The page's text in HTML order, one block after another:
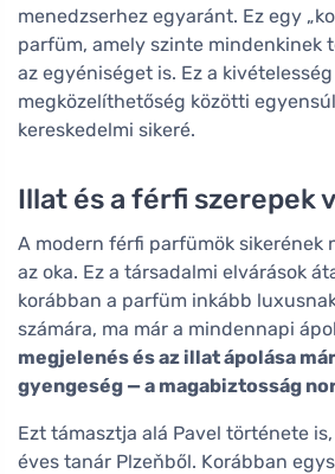
menedzserhez egyaránt. Ez egy
parfüm, amely szinte mindenkinek
az egyéniséget is. Ez a
megközelíthetőség közötti
kereskedelmi sikeré.
Illat és a férfi szerepek
A modern férfi parfümök sikerének
az oka. Ez a társadalmi elvárások
korábban a parfüm inkább
számára, ma már a mindennapi
megjelenés és az illat ápolása
gyengeség — a magabiztosság
Ezt támasztja alá Pavel története
éves tanár Plzeňből. Korábban